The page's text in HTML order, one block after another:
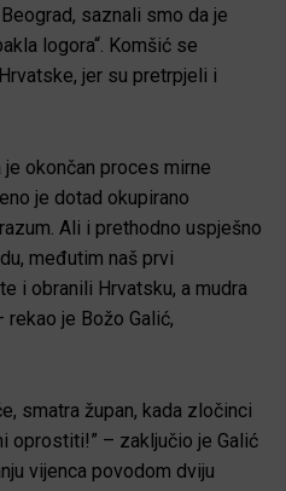
saznali smo da je
logora“. Komšić se
jer su pretrpjeli i
okončan proces mirne
je dotad okupirano
Ali i prethodno uspješno
međutim naš prvi
i obranili Hrvatsku, a mudra
rekao je Božo Galić,
smatra župan, kada zločinci
oprostiti!” – zaključio je Galić
vijenca povodom dviju